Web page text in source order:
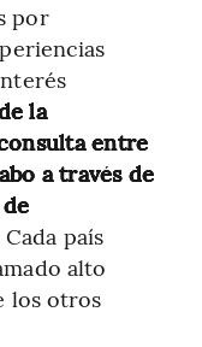
por
la
entre
a través de
Cada país
alto
los otros